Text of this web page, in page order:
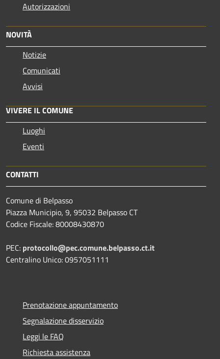
Autorizzazioni
NOVITÀ
Notizie
Comunicati
Avvisi
VIVERE IL COMUNE
Luoghi
Eventi
CONTATTI
Comune di Belpasso
Piazza Municipio, 9, 95032 Belpasso CT
Codice Fiscale: 80008430870
PEC: protocollo@pec.comune.belpasso.ct.it
Centralino Unico: 0957051111
Prenotazione appuntamento
Segnalazione disservizio
Leggi le FAQ
Richiesta assistenza